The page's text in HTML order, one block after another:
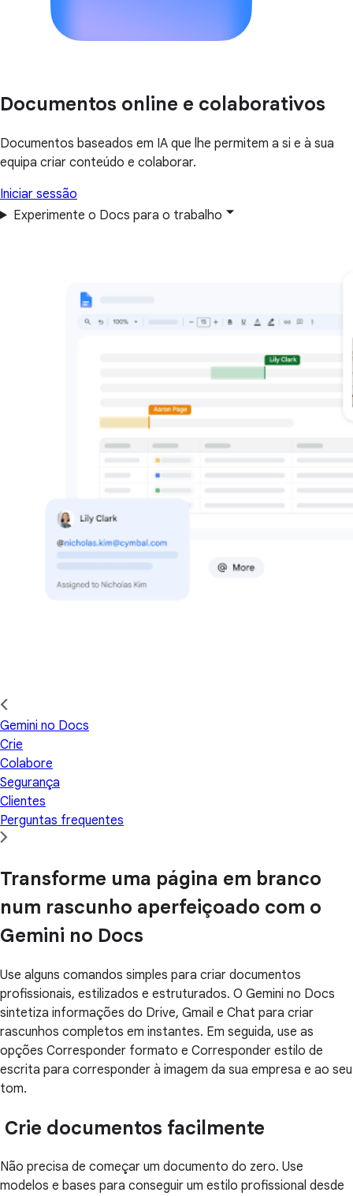
Documentos online e colaborativos
Documentos baseados em IA que lhe permitem a si e à sua
equipa criar conteúdo e colaborar.
Iniciar sessão
Experimente o Docs para o trabalho
Gemini no Docs
Crie
Colabore
Segurança
Clientes
Perguntas frequentes
Transforme uma página em branco
num rascunho aperfeiçoado com o
Gemini no Docs
Use alguns comandos simples para criar documentos
profissionais, estilizados e estruturados. O Gemini no Docs
sintetiza informações do Drive, Gmail e Chat para criar
rascunhos completos em instantes. Em seguida, use as
opções Corresponder formato e Corresponder estilo de
escrita para corresponder à imagem da sua empresa e ao seu
tom.
Crie documentos facilmente
Não precisa de começar um documento do zero. Use
modelos e bases para conseguir um estilo profissional desde